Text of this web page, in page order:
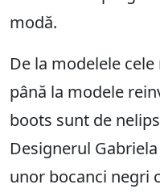
modă.
De la modelele
până la modele
boots sunt de
Designerul
unor bocanci negri